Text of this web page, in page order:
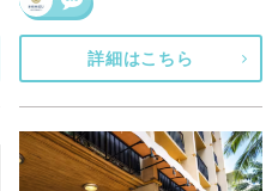
詳細はこちら